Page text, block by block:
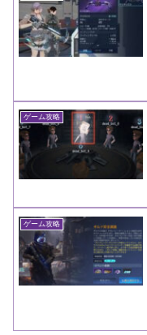
ゲーム攻略
ゲーム攻略